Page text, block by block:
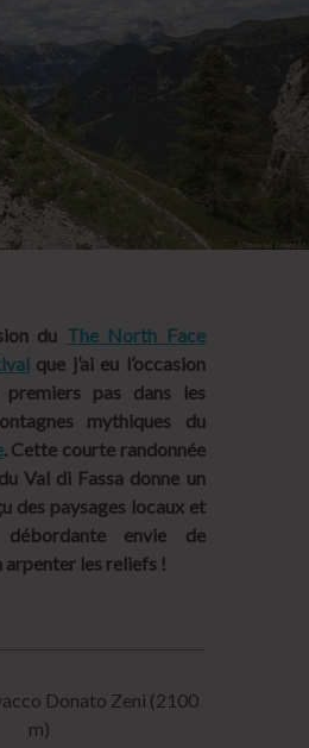
du The North Face
que j’ai eu l’occasion
pas dans les
mythiques du
. Cette courte randonnée
Val di Fassa donne un
des paysages locaux et
envie de
arpenter les reliefs !
Donato Zeni (2100
m)